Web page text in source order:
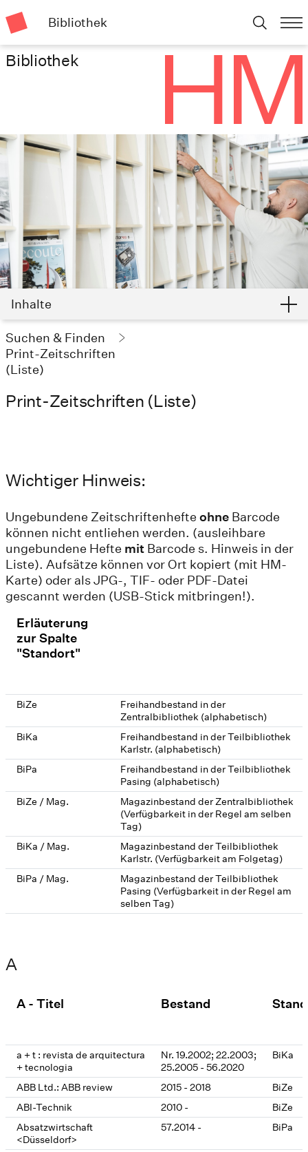
Bibliothek
Bibliothek
Suchen & Finden
Print-Zeitschriften
(Liste)
Inhalte
Print-Zeitschriften (Liste)
Wichtiger Hinweis:
Ungebundene Zeitschriftenhefte ohne Barcode
können nicht entliehen werden. (ausleihbare
ungebundene Hefte mit Barcode s. Hinweis in der
Liste). Aufsätze können vor Ort kopiert (mit HM-
Karte) oder als JPG-, TIF- oder PDF-Datei
gescannt werden (USB-Stick mitbringen!).
Erläuterung
zur Spalte
"Standort"
BiZe
Freihandbestand in der
Zentralbibliothek (alphabetisch)
BiKa
Freihandbestand in der Teilbibliothek
Karlstr. (alphabetisch)
BiPa
Freihandbestand in der Teilbibliothek
Pasing (alphabetisch)
BiZe / Mag.
Magazinbestand der Zentralbibliothek
(Verfügbarkeit in der Regel am selben
Tag)
BiKa / Mag.
Magazinbestand der Teilbibliothek
Karlstr. (Verfügbarkeit am Folgetag)
BiPa / Mag.
Magazinbestand der Teilbibliothek
Pasing (Verfügbarkeit in der Regel am
selben Tag)
A
A - Titel Bestand
a + t : revista de arquitectura
+ tecnologia
Nr. 19.2002; 22.2003;
25.2005 - 56.2020
BiKa
ABB Ltd.: ABB review 2015 - 2018
BiZe
ABI-Technik
2010 -
BiZe
Absatzwirtschaft
<Düsseldorf>
57.2014 - BiPa